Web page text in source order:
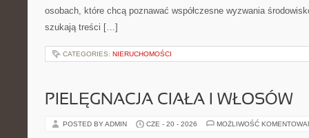
osobach, które chcą poznawać współczesne wyzwania
szukają treści […]
CATEGORIES: NIERUCHOMOŚCI
PIELĘGNACJA CIAŁA I WŁOSÓW
POSTED BY ADMIN CZE - 20 - 2026 MOŻLIWOŚĆ